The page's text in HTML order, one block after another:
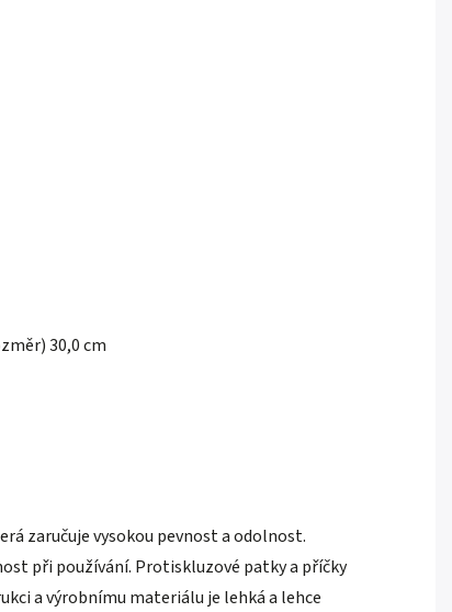
30,0 cm
zaručuje vysokou pevnost a odolnost.
při používání. Protiskluzové patky a příčky
a výrobnímu materiálu je lehká a lehce